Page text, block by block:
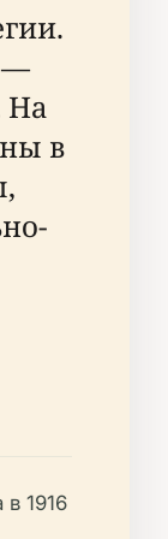
—
На
в
1916